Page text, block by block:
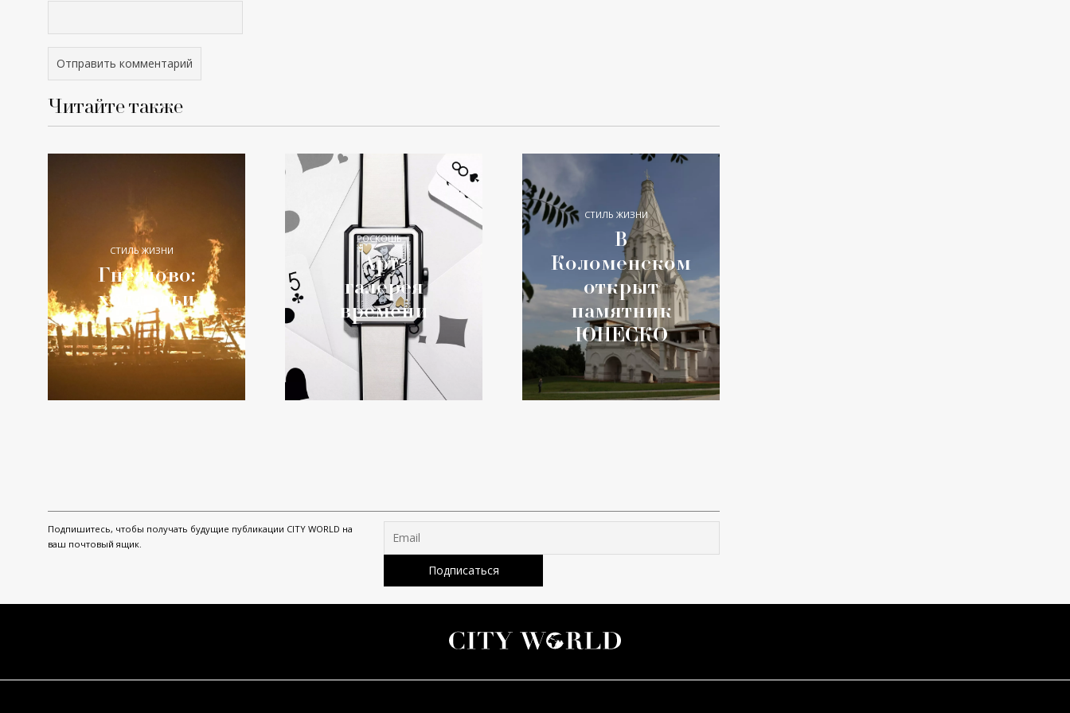
Читайте также
СТИЛЬ ЖИЗНИ
Гнёздово:
ход ладьи
РОСКОШЬ
Арт-
галерея
времени
СТИЛЬ ЖИЗНИ
В
Коломенском
открыт
памятник
ЮНЕСКО
Подпишитесь, чтобы получать будущие публикации CITY WORLD на
ваш почтовый ящик.